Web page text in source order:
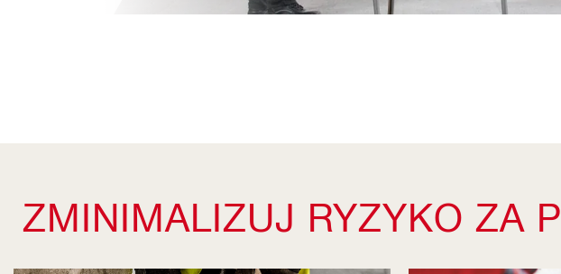
ZMINIMALIZUJ RYZYKO ZA